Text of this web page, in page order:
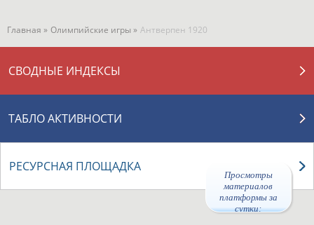
Просмотры
материалов
платформы за
сутки:
Главная » Олимпийские игры » Антверпен 1920
СВОДНЫЕ ИНДЕКСЫ
ТАБЛО АКТИВНОСТИ
РЕСУРСНАЯ ПЛОЩАДКА